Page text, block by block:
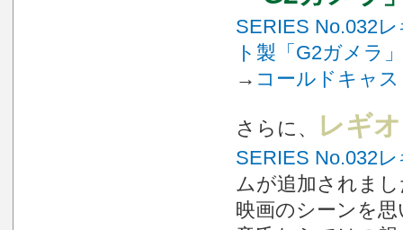
SERIES No.032
ト製「G2ガメラ」
→ コールドキャ
さらに、 レギ
SERIES No.032
ムが追加されま
映画のシーンを